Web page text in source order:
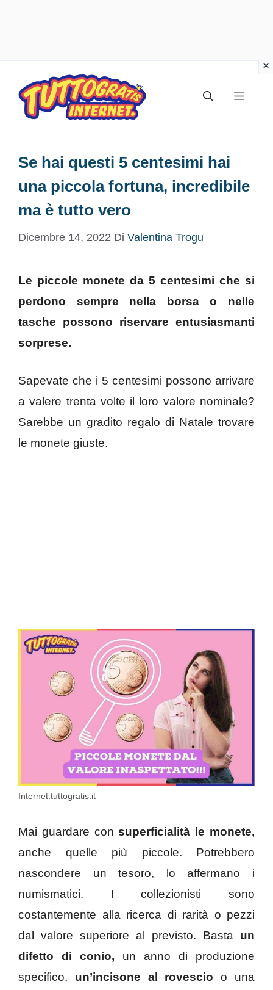
contenuto
Menu
Se hai questi 5 centesimi hai
una piccola fortuna, incredibile
ma è tutto vero
Dicembre 14, 2022 Di Valentina Trogu
Le piccole monete da 5 centesimi che si
perdono sempre nella borsa o nelle
tasche possono riservare entusiasmanti
sorprese.
Sapevate che i 5 centesimi possono arrivare
a valere trenta volte il loro valore nominale?
Sarebbe un gradito regalo di Natale trovare
le monete giuste.
Internet.tuttogratis.it
Mai guardare consuperficialità le monete,
anche quelle più piccole. Potrebbero
nascondere un tesoro, lo affermano i
numismatici. I collezionisti sono
costantemente alla ricerca di rarità o pezzi
dal valore superiore al previsto. Basta un
difetto di conio, un anno di produzione
specifico, un’incisone al rovescio o una